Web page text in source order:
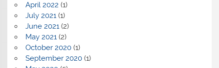
April 2022 (1)
July 2021(1)
June 2021(2)
May 2021(2)
October 2020(1)
September 2020(1)